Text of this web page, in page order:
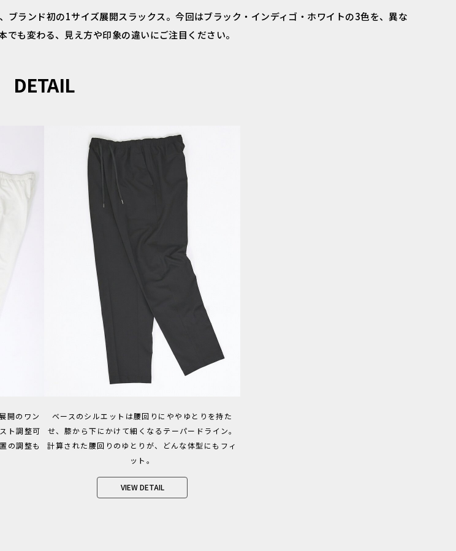
ランド初の1サイズ展開スラックス。今回はブラック・インディゴ・ホワイトの3色を、異な
も変わる、見え方や印象の違いにご注目ください。
DETAIL
開のワン
ト調整可
の調整も
ベースのシルエットは腰回りにややゆとりを持た
せ、膝から下にかけて細くなるテーパードライン。
計算された腰回りのゆとりが、どんな体型にもフィ
ット。
VIEW DETAIL